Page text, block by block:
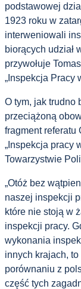
podstawowej
1923 roku w
interweniowali
biorących udział
przywołuje
„Inspekcja Pracy
O tym, jak trudno
przeciążoną
fragment referatu
„Inspekcja pracy
Towarzystwie
„Otóż bez
naszej inspekcji
które nie stoją w
inspekcji pracy.
wykonania
innych krajach,
porównaniu z
część tych